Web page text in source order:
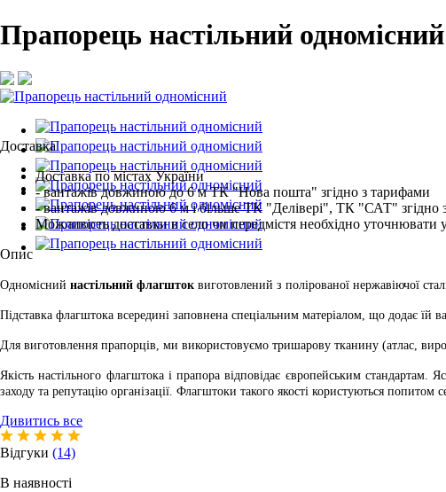
Прапорець настільний одномісний
Доставка
Доставка по містах України
- вантажів довжиною до 6 м ТК "Нова пошта" згідно з тарифами
- вантажів довжиною 6 м і більше ТК "Делівері", ТК "САТ" згідно
Можливість доставки в село чи передмістя необхідно уточнювати
Опис
Одномісний настільний флагшток виготовлений з полірованої нержавіючої
Підставка флагштока всередині заповнена спеціальним матеріалом, що додає їй
Для виготовлення прапорців, ми використовуємо тришарову тканину (атлас,
Якість настільного флагштока і прапора відповідає європейським стандартам.
заходу та репутацію організації. Флагштоки такого якості користуються попитом
Дивитись все
Відгуки (14)
В наявності